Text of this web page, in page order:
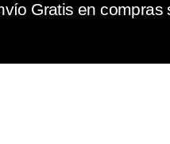
Gratis en compras